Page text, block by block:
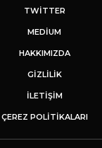
TWITTER
MEDIUM
HAKKIMIZDA
GİZLİLİK
İLETIŞIM
ÇEREZ POLITIKALARI